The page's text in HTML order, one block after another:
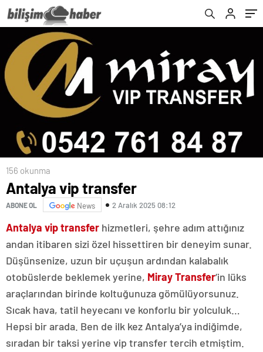
156 okunma
Antalya vip transfer
ABONE OL News 2 Aralık 2025 08:12
Antalya vip transfer hizmetleri, şehre adım attığınız
andan itibaren sizi özel hissettiren bir deneyim sunar.
Düşünsenize, uzun bir uçuşun ardından kalabalık
otobüslerde beklemek yerine, Miray Transfer’in lüks
araçlarından birinde koltuğunuza gömülüyorsunuz.
Sıcak hava, tatil heyecanı ve konforlu bir yolculuk…
Hepsi bir arada. Ben de ilk kez Antalya’ya indiğimde,
sıradan bir taksi yerine vip transfer tercih etmiştim.